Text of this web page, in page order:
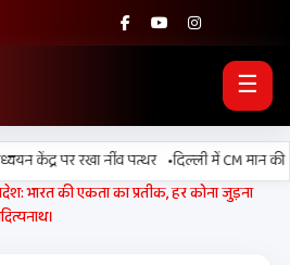
☰
पर रखा नींव पत्थर •दिल्ली में CM मान की
भारत की एकता का प्रतीक, हर कोना जुड़ना